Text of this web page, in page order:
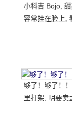
小科吉 Bojo,
容常挂在脸上,
够了！够了！
里打架, 明要卖